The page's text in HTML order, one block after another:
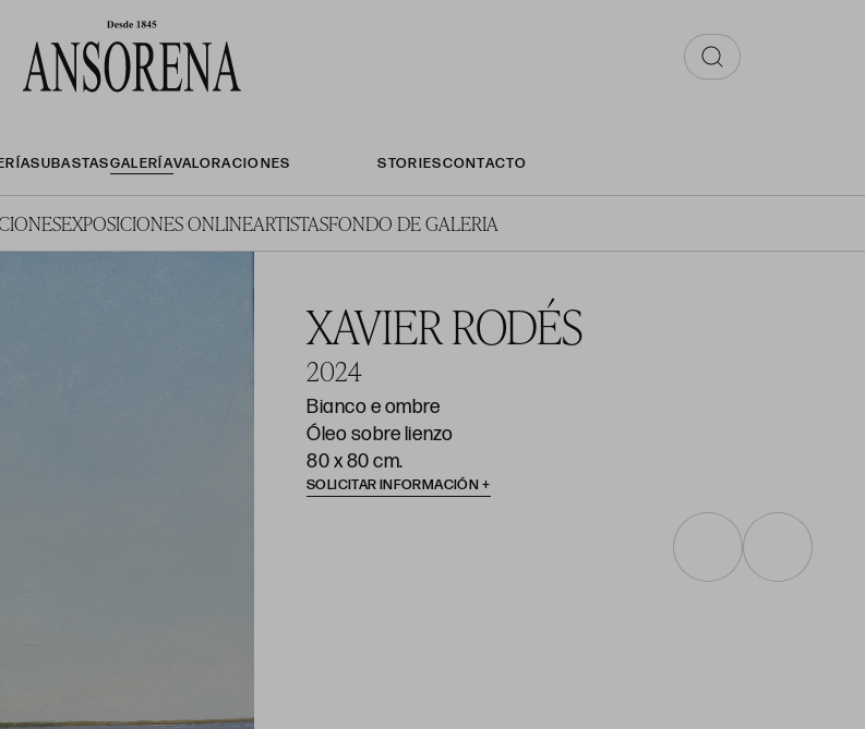
SUBASTASGALERÍAVALORACIONES STORIESCONTACTO
EXPOSICIONES ONLINEARTISTASFONDO DE GALERIA
XAVIER RODÉS
2024
Bianco e ombre
Óleo sobre lienzo
80 x 80 cm.
SOLICITAR INFORMACIÓN